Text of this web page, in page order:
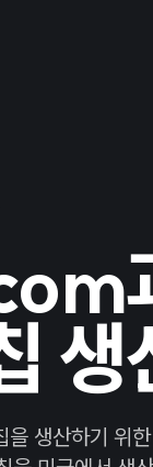
생
을 생산하기 위